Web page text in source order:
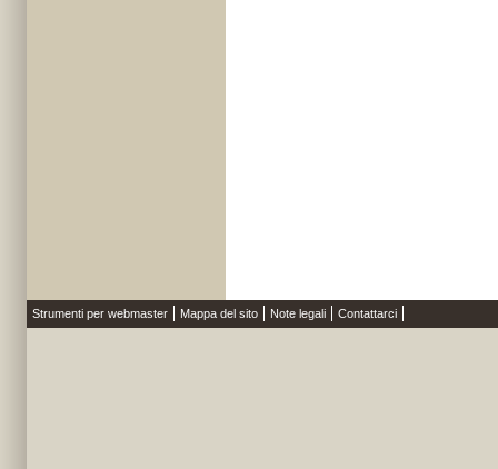
Strumenti per webmaster Mappa del sito Note legali Contattarci